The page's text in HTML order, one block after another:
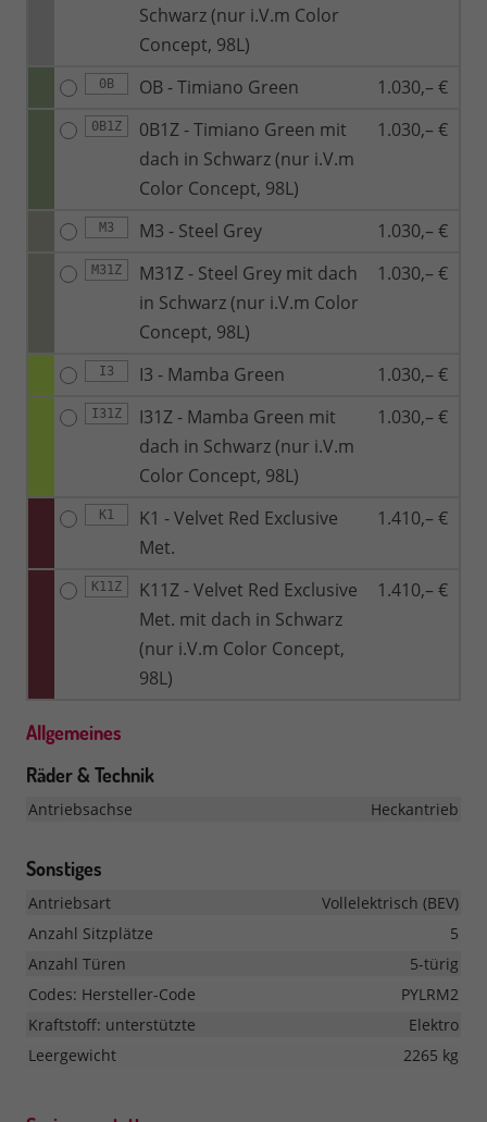
Schwarz (nur i.V.m Color
Concept, 98L)
0B OB - Timiano Green 1.030,– €
0B1Z
0B1Z - Timiano Green mit
dach in Schwarz (nur i.V.m
Color Concept, 98L)
1.030,– €
M3 M3 - Steel Grey 1.030,– €
M31Z
M31Z - Steel Grey mit dach
in Schwarz (nur i.V.m Color
Concept, 98L)
1.030,– €
I3 I3 - Mamba Green 1.030,– €
I31Z
I31Z - Mamba Green mit
dach in Schwarz (nur i.V.m
Color Concept, 98L)
1.030,– €
K1
K1 - Velvet Red Exclusive
Met.
1.410,– €
K11Z
K11Z - Velvet Red Exclusive
Met. mit dach in Schwarz
(nur i.V.m Color Concept,
98L)
1.410,– €
Allgemeines
Räder & Technik
Antriebsachse Heckantrieb
Sonstiges
Antriebsart
Vollelektrisch (BEV)
Anzahl Sitzplätze
5
Anzahl Türen
5-türig
Codes: Hersteller-Code
PYLRM2
Kraftstoff: unterstützte
Elektro
Leergewicht
2265 kg